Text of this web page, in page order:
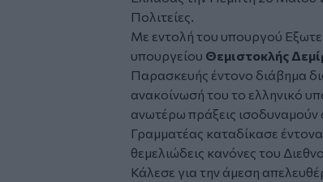
Πολιτείες.
Με εντολή του υπουργού
υπουργείου Θεμιστοκλής
Παρασκευής έντονο διάβημα
ανακοίνωσή του το ελληνικό
ανωτέρω πράξεις ισοδυναμούν
Γραμματέας καταδίκασε έντονα
θεμελιώδεις κανόνες του
Κάλεσε για την άμεση